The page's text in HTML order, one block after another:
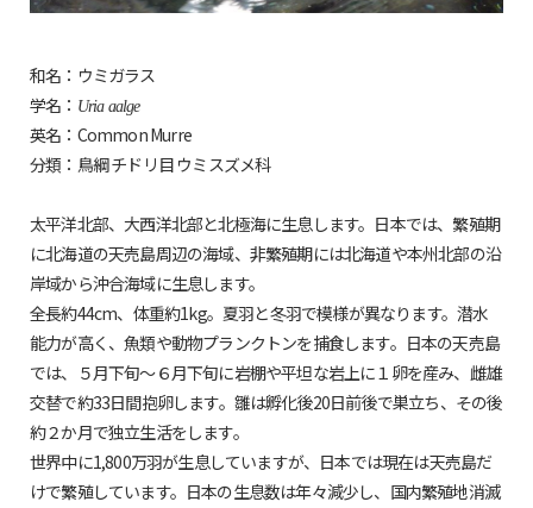
和名：ウミガラス
学名： Uria aalge
英名：Common Murre
分類：鳥綱 チドリ目 ウミスズメ科
太平洋北部、大西洋北部と北極海に生息します。日本では、繁殖期
に北海道の天売島周辺の海域、非繁殖期には北海道や本州北部の沿
岸域から沖合海域に生息します。
全長約44cm、体重約1kg。夏羽と冬羽で模様が異なります。潜水
能力が高く、魚類や動物プランクトンを捕食します。日本の天売島
では、５月下旬～６月下旬に岩棚や平坦な岩上に１卵を産み、雌雄
交替で約33日間抱卵します。雛は孵化後20日前後で巣立ち、その後
約２か月で独立生活をします。
世界中に1,800万羽が生息していますが、日本では現在は天売島だ
けで繁殖しています。日本の生息数は年々減少し、国内繁殖地消滅